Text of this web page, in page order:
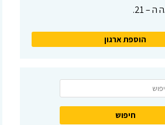
– 21.
הוספת ארגון